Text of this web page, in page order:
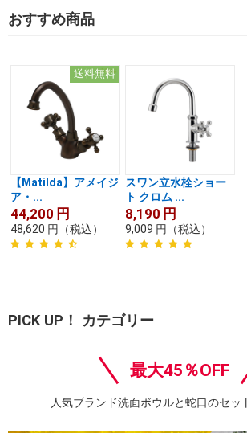
おすすめ商品
送料無料
【Matilda】アメイジ
ア・...
44,200 円
48,620 円 （税込）
スワン立水栓ショー
ト クロム ...
8,190 円
9,009 円 （税込）
PICK UP！ カテゴリー
最大45％OFF
人気ブランド洗面ボウルと蛇口のセッ